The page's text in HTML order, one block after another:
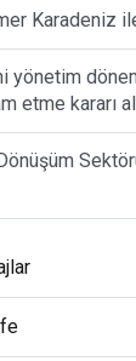
Karadeniz
yönetim
etme kararı